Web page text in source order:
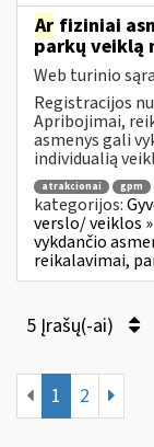
Ar fiziniai
parkų veiklą
Web turinio
Registracijos
Apribojimai,
asmenys gali
individualią
atrakcionai gpm
kategorijos:
verslo/ veiklos
vykdančio
reikalavimai,
5 Įrašų(-ai)
1 2